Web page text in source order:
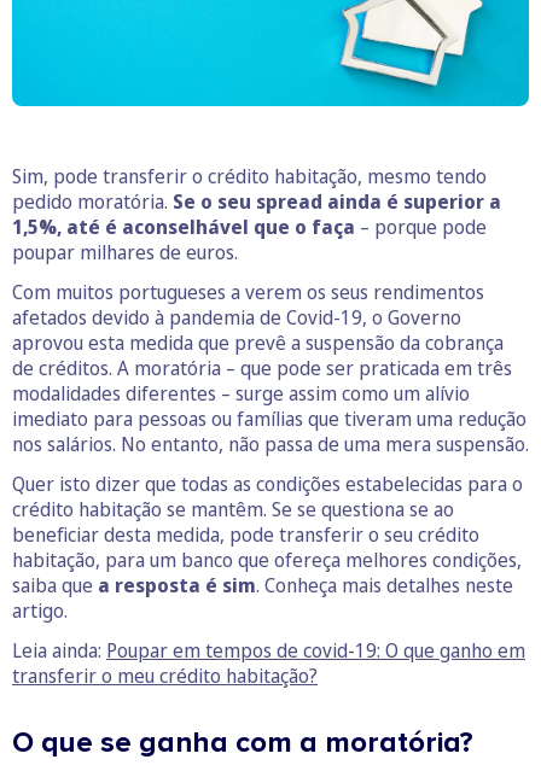
Sim, pode transferir o crédito habitação, mesmo tendo
pedido moratória. Se o seu spread ainda é superior a
1,5%, até é aconselhável que o faça – porque pode
poupar milhares de euros.
Com muitos portugueses a verem os seus rendimentos
afetados devido à pandemia de Covid-19, o Governo
aprovou esta medida que prevê a suspensão da cobrança
de créditos. A moratória – que pode ser praticada em três
modalidades diferentes – surge assim como um alívio
imediato para pessoas ou famílias que tiveram uma redução
nos salários. No entanto, não passa de uma mera suspensão.
Quer isto dizer que todas as condições estabelecidas para o
crédito habitação se mantêm. Se se questiona se ao
beneficiar desta medida, pode transferir o seu crédito
habitação, para um banco que ofereça melhores condições,
saiba que a resposta é sim. Conheça mais detalhes neste
artigo.
Leia ainda: Poupar em tempos de covid-19: O que ganho em
transferir o meu crédito habitação?
O que se ganha com a moratória?